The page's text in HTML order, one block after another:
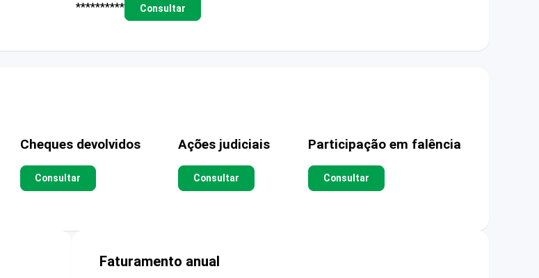
**********
Consultar
Cheques devolvidos
Consultar
Ações judiciais
Consultar
Participação em falência
Consultar
Faturamento anual